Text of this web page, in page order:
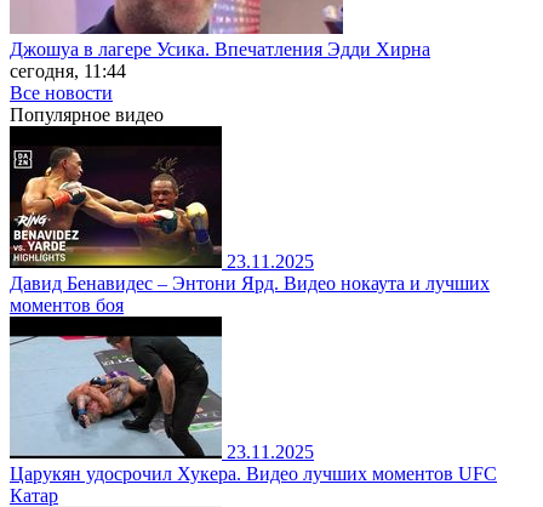
Джошуа в лагере Усика. Впечатления Эдди Хирна
сегодня, 11:44
Все новости
Популярное видео
23.11.2025
Давид Бенавидес – Энтони Ярд. Видео нокаута и лучших
моментов боя
23.11.2025
Царукян удосрочил Хукера. Видео лучших моментов UFC
Катар